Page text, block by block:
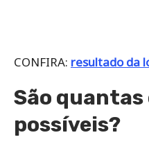
CONFIRA: resultado da
São
possíveis?